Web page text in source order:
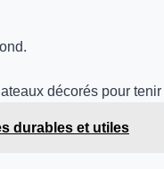
décorés pour
durables et utiles